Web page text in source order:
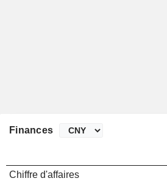
Finances
Chiffre d'affaires